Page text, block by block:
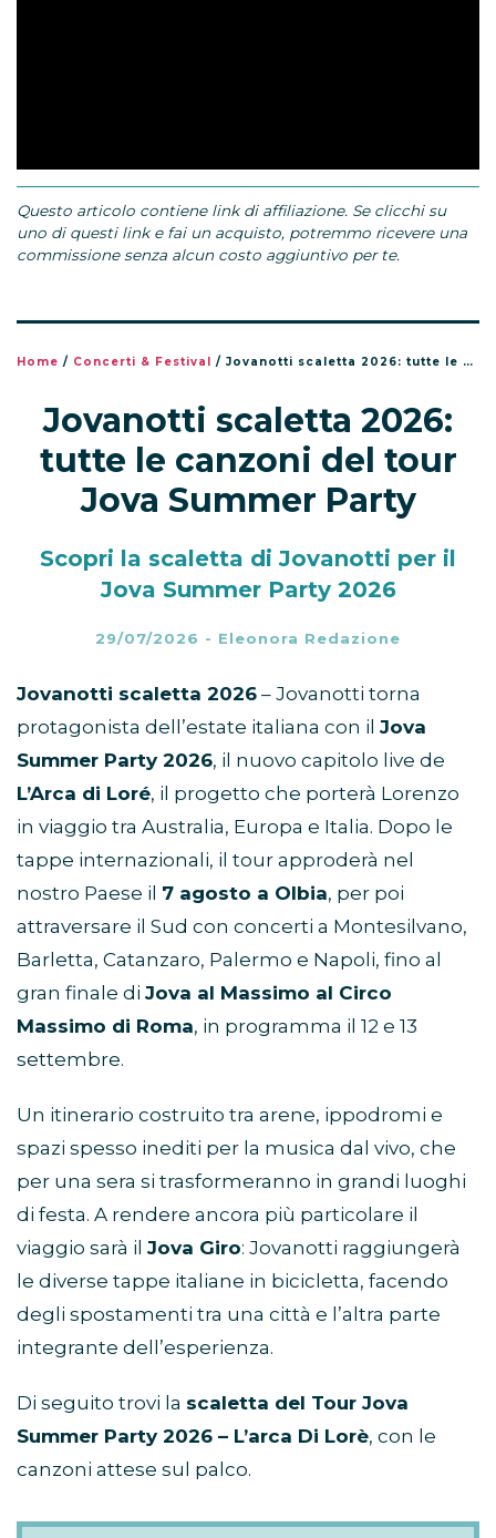
Questo articolo contiene link di affiliazione. Se clicchi su
uno di questi link e fai un acquisto, potremmo ricevere una
commissione senza alcun costo aggiuntivo per te.
Home / Concerti & Festival / Jovanotti scaletta 2026: tutte le canzoni del tour Jova Summer Party
Jovanotti scaletta 2026:
tutte le canzoni del tour
Jova Summer Party
Scopri la scaletta di Jovanotti per il
Jova Summer Party 2026
29/07/2026 - Eleonora Redazione
Jovanotti scaletta 2026 – Jovanotti torna
protagonista dell’estate italiana con il Jova
Summer Party 2026, il nuovo capitolo live de
L’Arca di Loré, il progetto che porterà Lorenzo
in viaggio tra Australia, Europa e Italia. Dopo le
tappe internazionali, il tour approderà nel
nostro Paese il 7 agosto a Olbia, per poi
attraversare il Sud con concerti a Montesilvano,
Barletta, Catanzaro, Palermo e Napoli, fino al
gran finale di Jova al Massimo al Circo
Massimo di Roma, in programma il 12 e 13
settembre.
Un itinerario costruito tra arene, ippodromi e
spazi spesso inediti per la musica dal vivo, che
per una sera si trasformeranno in grandi luoghi
di festa. A rendere ancora più particolare il
viaggio sarà il Jova Giro: Jovanotti raggiungerà
le diverse tappe italiane in bicicletta, facendo
degli spostamenti tra una città e l’altra parte
integrante dell’esperienza.
Di seguito trovi la scaletta del Tour Jova
Summer Party 2026 – L’arca Di Lorè, con le
canzoni attese sul palco.